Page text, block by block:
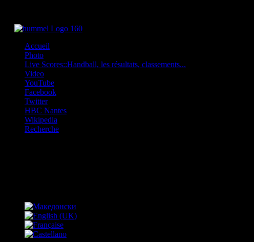
Accueil
Photo
Live Scores::Handball, les résultats, classements...
Video
YouTube
Facebook
Twitter
HBC Nantes
Wikipedia
Recherche